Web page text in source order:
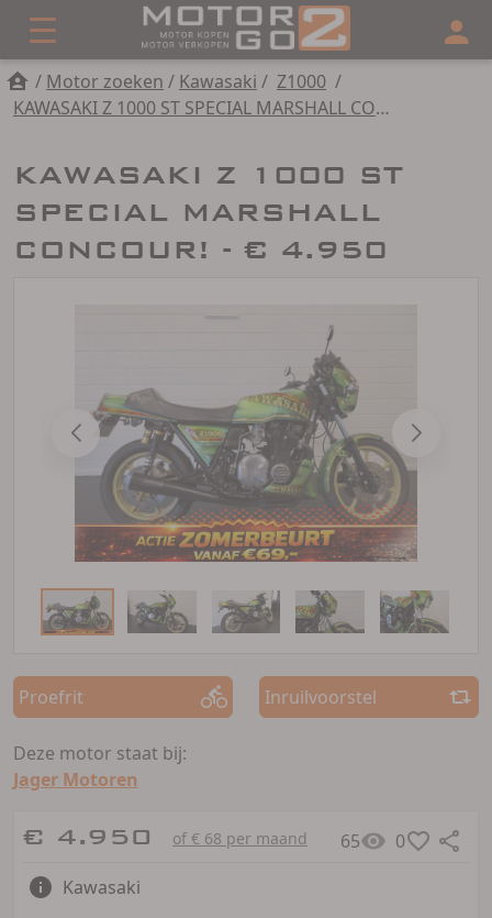
/ Motor zoeken / Kawasaki / Z1000 /
KAWASAKI Z 1000 ST SPECIAL MARSHALL CONCOUR!
KAWASAKI Z 1000 ST
SPECIAL MARSHALL
CONCOUR! - € 4.950
Proefrit Inruilvoorstel
Deze motor staat bij:
Jager Motoren
€ 4.950 of € 68 per maand 65
0
Kawasaki